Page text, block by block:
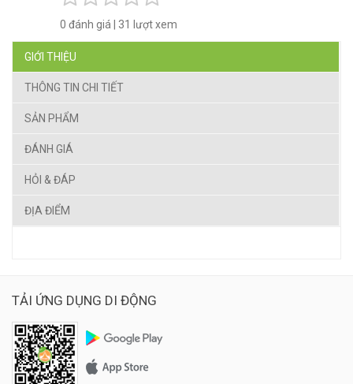
0 đánh giá 31 lượt xem
GIỚI THIỆU
THÔNG TIN CHI TIẾT
SẢN PHẨM
ĐÁNH GIÁ
HỎI & ĐÁP
ĐỊA ĐIỂM
TẢI ỨNG DỤNG DI ĐỘNG